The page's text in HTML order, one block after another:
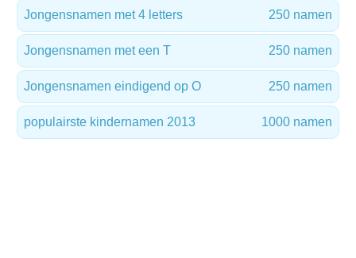
Jongensnamen met 4 letters 250 namen
Jongensnamen met een T 250 namen
Jongensnamen eindigend op O 250 namen
populairste kindernamen 2013 1000 namen